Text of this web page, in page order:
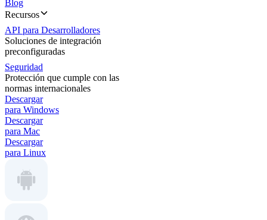
Blog
Recursos
API para Desarrolladores
Soluciones de integración
preconfiguradas
Seguridad
Protección que cumple con las
normas internacionales
Descargar
para Windows
Descargar
para Mac
Descargar
para Linux